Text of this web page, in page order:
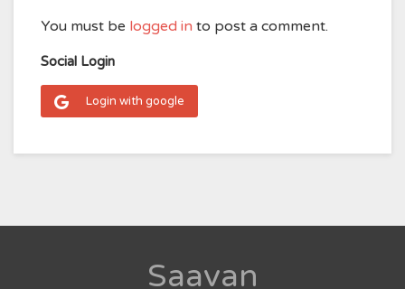
You must be logged in to post a comment.
Social Login
Login with google
Saavan